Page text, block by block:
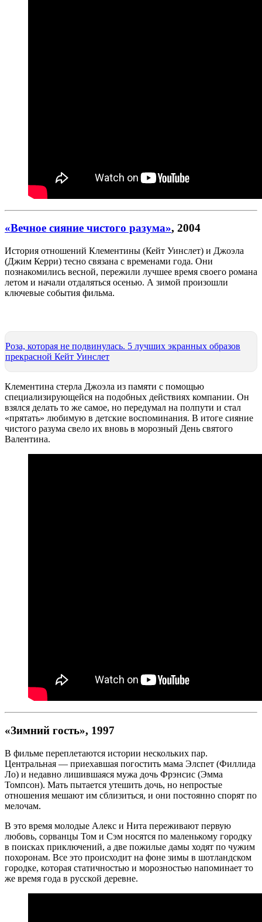
«Вечное сияние чистого разума», 2004
История отношений Клементины (Кейт Уинслет) и Джоэла
(Джим Керри) тесно связана с временами года. Они
познакомились весной, пережили лучшее время своего романа
летом и начали отдаляться осенью. А зимой произошли
ключевые события фильма.
Роза, которая не подвинулась. 5 лучших экранных образов
прекрасной Кейт Уинслет
Клементина стерла Джоэла из памяти с помощью
специализирующейся на подобных действиях компании. Он
взялся делать то же самое, но передумал на полпути и стал
«прятать» любимую в детские воспоминания. В итоге сияние
чистого разума свело их вновь в морозный День святого
Валентина.
«Зимний гость», 1997
В фильме переплетаются истории нескольких пар.
Центральная — приехавшая погостить мама Элспет (Филлида
Ло) и недавно лишившаяся мужа дочь Фрэнсис (Эмма
Томпсон). Мать пытается утешить дочь, но непростые
отношения мешают им сблизиться, и они постоянно спорят по
мелочам.
В это время молодые Алекс и Нита переживают первую
любовь, сорванцы Том и Сэм носятся по маленькому городку
в поисках приключений, а две пожилые дамы ходят по чужим
похоронам. Все это происходит на фоне зимы в шотландском
городке, которая статичностью и морозностью напоминает то
же время года в русской деревне.